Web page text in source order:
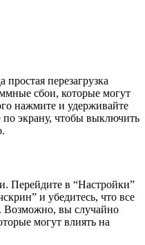
простая перезагрузка
сбои, которые могут
нажмите и удерживайте
по экрану, чтобы выключить
Перейдите в “Настройки”
и убедитесь, что все
Возможно, вы случайно
могут влиять на